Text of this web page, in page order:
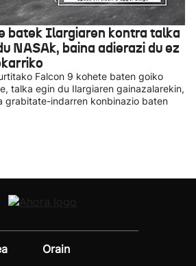
batek Ilargiaren kontra talka
NASAk, baina adierazi du ez
Falcon 9 kohete baten goiko
talka egin du Ilargiaren gainazalarekin,
grabitate-indarren konbinazio baten
Orain